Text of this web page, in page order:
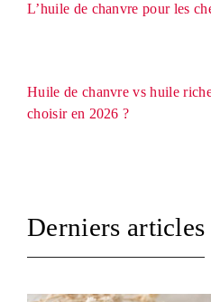
L’huile de chanvre pour les
Huile de chanvre vs huile
choisir en 2026 ?
Derniers articles